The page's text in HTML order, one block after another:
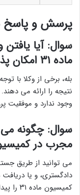
پرسش و پاسخ
سوال: آیا
ماده ۳۱ امکان پذیر است؟
بله، برخی از وکلا با
نتیجه را ارائه می
وجود ندارد و موفقیت
سوال: چگونه
مجرب در کمیسیون ماده
می توانید از طریق
دادگستری، و یا